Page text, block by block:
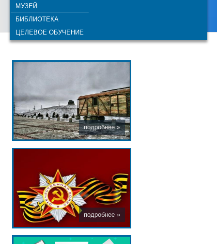
МУЗЕЙ
БИБЛИОТЕКА
ЦЕЛЕВОЕ ОБУЧЕНИЕ